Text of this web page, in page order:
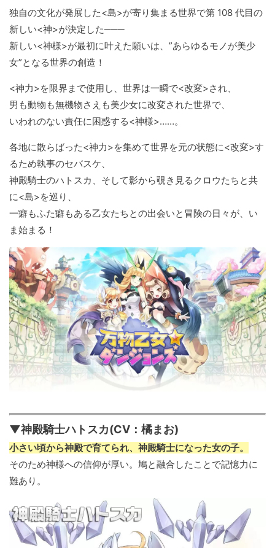
独自の文化が発展した<島>が寄り集まる世界で第 108 代目の
新しい<神>が決定した───
新しい<神様>が最初に叶えた願いは、”あらゆるモノが美少
女”となる世界の創造！
<神力>を限界まで使用し、世界は一瞬で<改変>され、
男も動物も無機物さえも美少女に改変された世界で、
いわれのない責任に困惑する<神様>……。
各地に散らばった<神力>を集めて世界を元の状態に<改変>す
るため執事のセバスケ、
神殿騎士のハトスカ、そして影から覗き見るクロウたちと共
に<島>を巡り、
一癖もふた癖もある乙女たちとの出会いと冒険の日々が、い
ま始まる！
▼神殿騎士ハトスカ(CV：橘まお)
小さい頃から神殿で育てられ、神殿騎士になった女の子。
そのため神様への信仰が厚い。鳩と融合したことで記憶力に
難あり。